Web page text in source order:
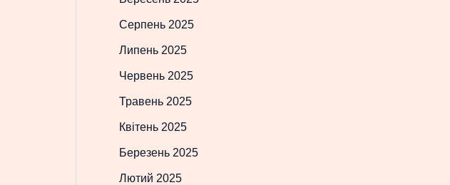
Серпень 2025
Липень 2025
Червень 2025
Травень 2025
Квітень 2025
Березень 2025
Лютий 2025